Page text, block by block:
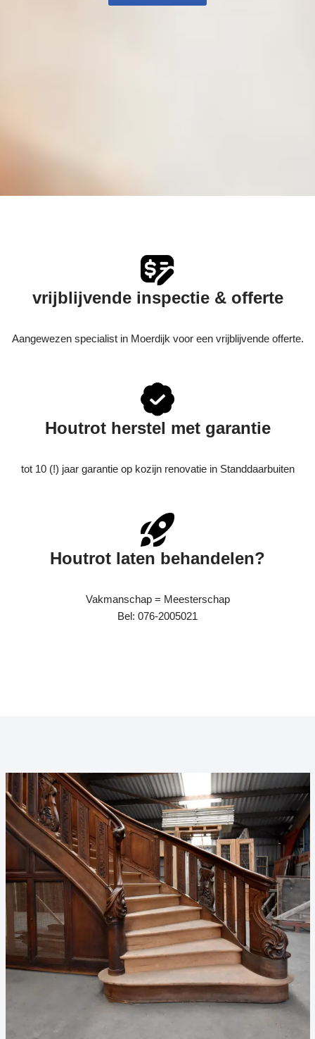
vrijblijvende inspectie & offerte
Aangewezen specialist in Moerdijk voor een vrijblijvende offerte.
Houtrot herstel met garantie
tot 10 (!) jaar garantie op kozijn renovatie in Standdaarbuiten
Houtrot laten behandelen?
Vakmanschap = Meesterschap
Bel: 076-2005021